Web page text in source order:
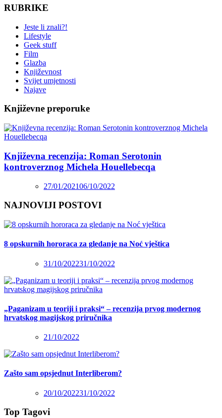
RUBRIKE
Jeste li znali?!
Lifestyle
Geek stuff
Film
Glazba
Književnost
Svijet umjetnosti
Najave
Književne preporuke
Književna recenzija: Roman Serotonin
kontroverznog Michela Houellebecqa
27/01/202106/10/2022
NAJNOVIJI POSTOVI
8 opskurnih hororaca za gledanje na Noć vještica
31/10/202231/10/2022
„Paganizam u teoriji i praksi“ – recenzija prvog modernog
hrvatskog magijskog priručnika
21/10/2022
Zašto sam opsjednut Interliberom?
20/10/202231/10/2022
Top Tagovi